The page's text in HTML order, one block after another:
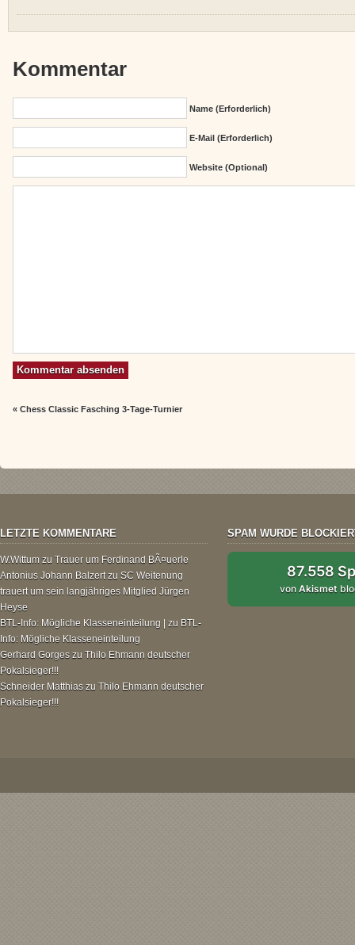
Kommentar
Name (erforderlich)
E-Mail (erforderlich)
Website (Optional)
«Chess Classic Fasching 3-Tage-Turnier
LETZTE KOMMENTARE
W.Wittum zu Trauer um Ferdinand BÃ¤uerle
Antonius Johann Balzertzu SC Weitenung
trauert um sein langjähriges Mitglied Jürgen
Heyse
BTL-Info: Mögliche Klasseneinteilung | zu BTL-
Info: Mögliche Klasseneinteilung
Gerhard Gorges zu Thilo Ehmann deutscher
Pokalsieger!!!
Schneider Matthias zu Thilo Ehmann deutscher
Pokalsieger!!!
SPAM WURDE
87.558
vonAkismet